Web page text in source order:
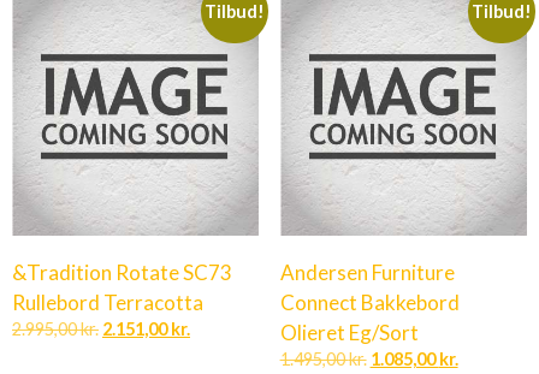
Tilbud!
&Tradition Rotate SC73
Rullebord Terracotta
2.995,00kr. 2.151,00kr.
Tilbud!
Andersen Furniture
Connect Bakkebord
Olieret Eg/Sort
1.495,00kr. 1.085,00kr.